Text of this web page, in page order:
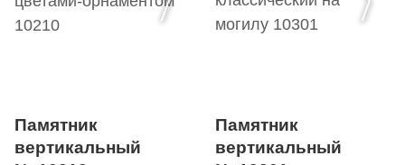
Памятник
вертикальный
Памятник
вертикальный